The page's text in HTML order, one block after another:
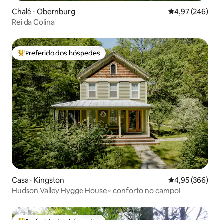
Chalé ⋅ Obernburg 4,97 de uma
4,97 (246)
Rei da Colina
Entre os melhores preferidos dos hóspedes
Preferido dos hóspedes
Casa ⋅ Kingston 4,95 de uma
4,95 (366)
Hudson Valley Hygge House~ conforto no campo!